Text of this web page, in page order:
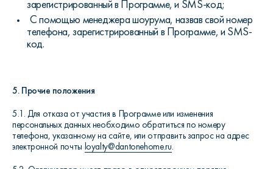
зарегистрированный в Программе, и SMS-код;
С помощью менеджера шоурума, назвав свой номер
телефона, зарегистрированный в Программе, и SMS-
код.
5. Прочие положения
5.1. Для отказа от участия в Программе или изменения
персональных данных необходимо обратиться по номеру
телефона, указанному на сайте, или отправить запрос на адрес
электронной почты loyalty@dantonehome.ru.